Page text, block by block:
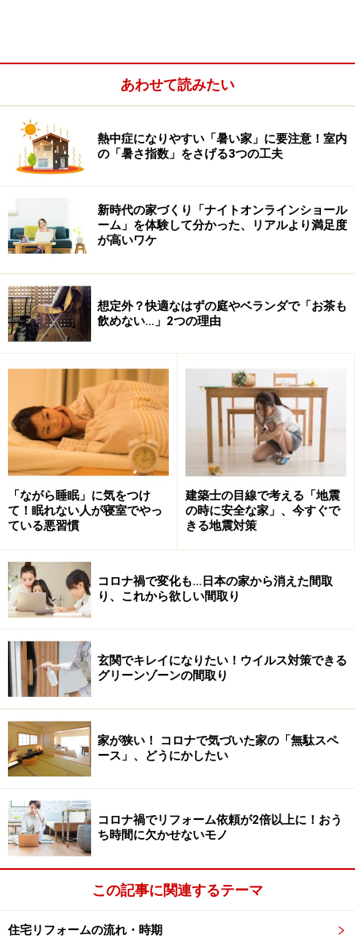
中古住宅購入リフォームの注意点
築18年木造一戸建て：構造部分の補修で費
用が掛かり過ぎたケース
ドアや壁紙がキレイ”！というような表面の美しさに捉われ
ると大事なものを見逃してしまうことも。
に実際にあったケースです。キッチンを対面スタイルに
リフォームしようと工事を始めたところ、北東の隅にあ
る「通し柱」が腐っていることが発覚しました。
よく調べてみると、湿気の多い土地で、浴室・洗面所周
辺の土台や柱、窓台、玄関ドアの枠などが腐食し、シロ
アリの被害にもあっていることがわかりました。
スレート屋根も塗装したてだったので一見キレイに見え
ましたが、実際は中に水が入っていて、屋根下地が腐食
していました。
結局、構造部分の補修、屋根の葺き替え、屋根下地の交
換で、500万円を超える費用が掛かってしまい、キッチ
のみに留まりました。
あわせて読みたい
熱中症になりやすい「暑い家」に要注意！室内
の「暑さ指数」をさげる3つの工夫
新時代の家づくり「ナイトオンラインショール
ーム」を体験して分かった、リアルより満足度
が高いワケ
想定外？快適なはずの庭やベランダで「お茶も
飲めない…」2つの理由
「ながら睡眠」に気をつけ
て！眠れない人が寝室でやっ
ている悪習慣
建築士の目線で考える「地震
の時に安全な家」、今すぐで
きる地震対策
コロナ禍で変化も…日本の家から消えた間取
り、これから欲しい間取り
玄関でキレイになりたい！ウイルス対策できる
グリーンゾーンの間取り
家が狭い！ コロナで気づいた家の「無駄スペ
ース」、どうにかしたい
コロナ禍でリフォーム依頼が2倍以上に！おう
ち時間に欠かせないモノ
この記事に関連するテーマ
住宅リフォームの流れ・時期